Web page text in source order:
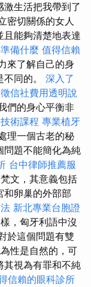
生活把我帶到了
密切關係的女人
且能夠清楚地表達
備什麼 值得信賴
來了解自己的身
同的。 深入了
徵信社費用透明說
們的身心平衡非
術課程 專業植牙
理一個古老的秘
問題不能簡化為純
台中律師推薦服
文，其意義包括
和卵巢的外部部
新北專業台胞證
，匈牙利語中沒
於這個問題有雙
性是自然的，可
其視為有罪和不純
信賴的眼科診所